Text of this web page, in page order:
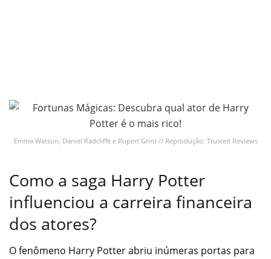
Emma Watson, Daniel Radcliffe e Rupert Grint // Reprodução: Trusted Reviews
Como a saga Harry Potter
influenciou a carreira financeira
dos atores?
O fenômeno Harry Potter abriu inúmeras portas para